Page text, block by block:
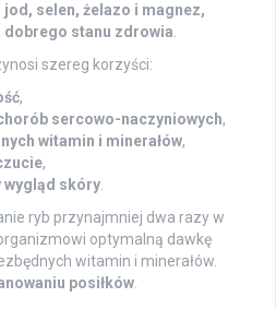
jod, selen, żelazo i magnez,
dobrego stanu zdrowia.
szereg korzyści:
,
sercowo-naczyniowych,
witamin i minerałów,
,
wygląd skóry.
ryb przynajmniej dwa razy w
optymalną dawkę
witamin i minerałów.
posiłków.